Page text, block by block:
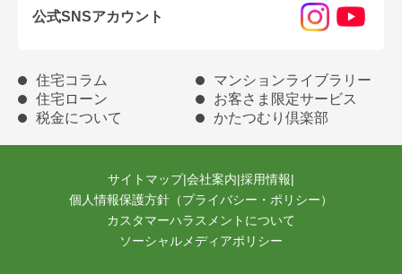
公式SNSアカウント
住宅コラム
マンションライブラリー
住宅ローン
お客さま限定サービス
税金について
かたつむり倶楽部
サイトマップ|会社案内|採用情報|
個人情報保護方針（プライバシー・ポリシー）
カスタマーハラスメントについて
ソーシャルメディアポリシー